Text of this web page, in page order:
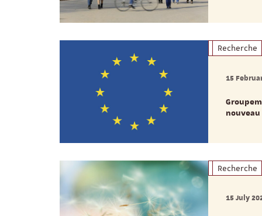
Recherche
15
Recherche
15 July